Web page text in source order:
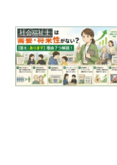
社会福祉士